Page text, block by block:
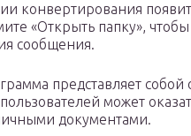
конвертирования
«Открыть папку»,
сообщения.
представляет
может
документами.